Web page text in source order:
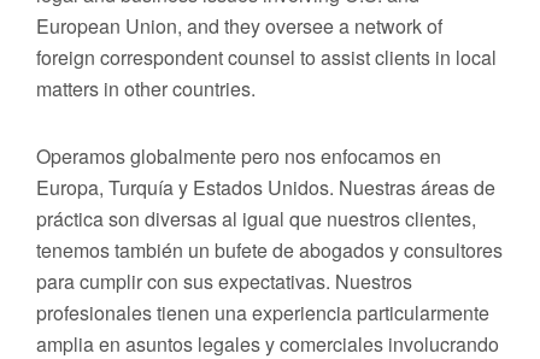
European Union, and they oversee a network of
foreign correspondent counsel to assist clients in local
matters in other countries.
Operamos globalmente pero nos enfocamos en
Europa, Turquía y Estados Unidos. Nuestras áreas de
práctica son diversas al igual que nuestros clientes,
tenemos también un bufete de abogados y consultores
para cumplir con sus expectativas. Nuestros
profesionales tienen una experiencia particularmente
amplia en asuntos legales y comerciales involucrando